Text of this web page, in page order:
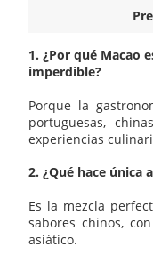
1. ¿Por qué Macao
imperdible?
Porque la
portuguesas,
experiencias
2. ¿Qué hace única
Es la mezcla
sabores chinos,
asiático.